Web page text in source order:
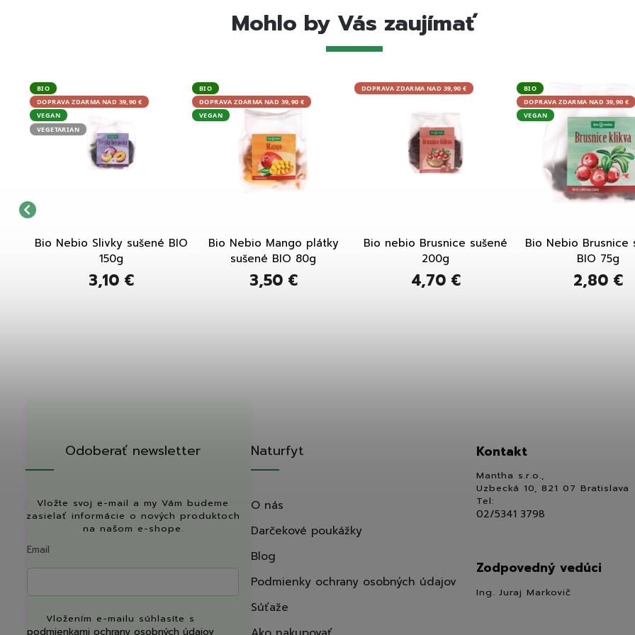
Mohlo by Vás zaujímať
BIO
DOPRAVA ZDARMA NAD 39,90 €
VEGAN
VEGETARIAN
Bio Nebio Slivky sušené BIO
150g
3,10 €
BIO
DOPRAVA ZDARMA NAD 39,90 €
VEGAN
Bio Nebio Mango plátky
sušené BIO 80g
3,50 €
DOPRAVA ZDARMA NAD 39,90 €
Bio nebio Brusnice sušené
200g
4,70 €
BIO
DOPRAVA ZDARMA NAD 39,90 €
VEGAN
Bio Nebio Brusnice
BIO 75g
2,80 €
Odoberať newsletter
Vložte svoj e-mail a my Vám budeme
zasielať informácie o nových produktoch
na našom e-shope.
Email
Vložením e-mailu súhlasíte s
podmienkami ochrany osobných údajov
Naturfyt
O nás
Darčekové poukážky
Blog
Podmienky ochrany osobných údajov
Súťaže
Kontakt
Mantha s.r.o.,
Uzbecká 10, 821 07 Bratislava
Tel:
02/5341 3798
Zodpovedný vedúci
Ing. Juraj Markovič